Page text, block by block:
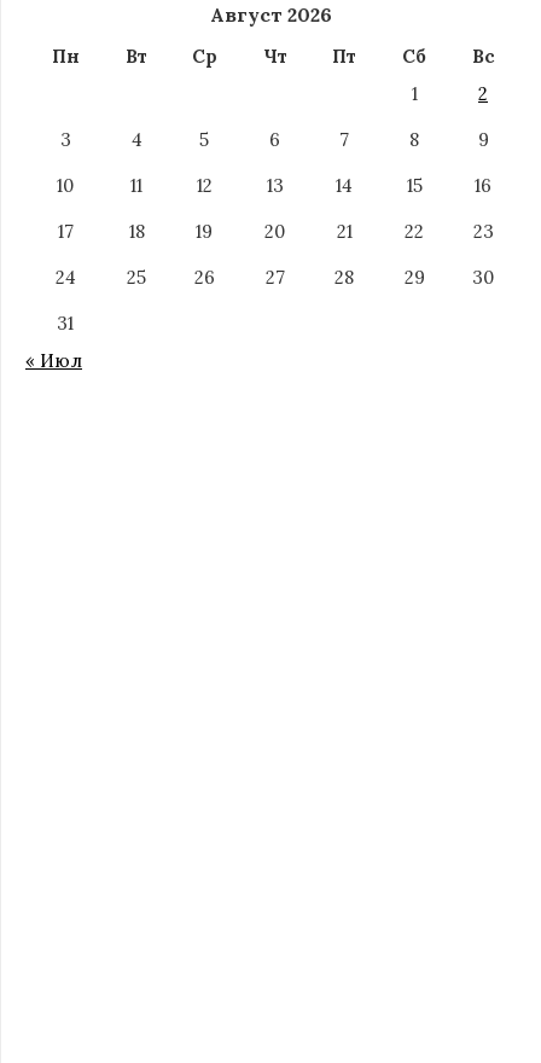
Август 2026
Пн Вт Ср Чт Пт Сб
Вс
1
2
3
4 5 6 7 8
9
10
11 12 13 14 15
16
17
18 19 20 21 22
23
24
25 26 27 28 29
30
31
« Июл